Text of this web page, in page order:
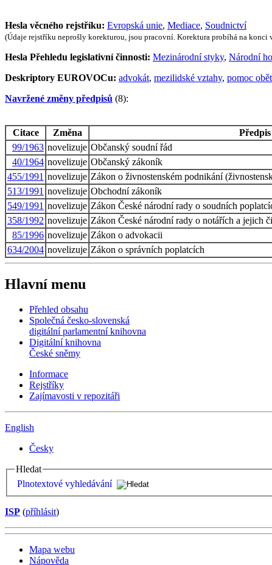
Hesla věcného rejstříku: Evropská unie, Mediace, Soudnictví
(Údaje rejstříku neprošly korekturou, jsou pracovní. Korektura probíhá na konci
Hesla Přehledu legislativní činnosti: Mezinárodní styky, Národní
Deskriptory EUROVOCu: advokát, mezilidské vztahy, pomoc
Navržené změny předpisů (8):
Citace Změna Předpis
99/1963 novelizuje Občanský soudní řád
40/1964 novelizuje Občanský zákoník
455/1991 novelizuje Zákon o živnostenském podnikání
513/1991 novelizuje Obchodní zákoník
549/1991 novelizuje Zákon České národní rady o soudních
358/1992 novelizuje Zákon České národní rady o notářích a jejich
85/1996 novelizuje Zákon o advokacii
634/2004 novelizuje Zákon o správních poplatcích
Hlavní menu
Přehled obsahu
Společná česko-slovenská
digitální parlamentní knihovna
Digitální knihovna
České sněmy
Informace
Rejstříky
Zajímavosti v repozitáři
English
Česky
Hledat
Plnotextové vyhledávání
ISP (příhlásit)
Mapa webu
Nápověda